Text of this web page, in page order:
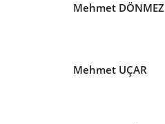
Mehmet DÖNMEZ
Mehmet UÇAR